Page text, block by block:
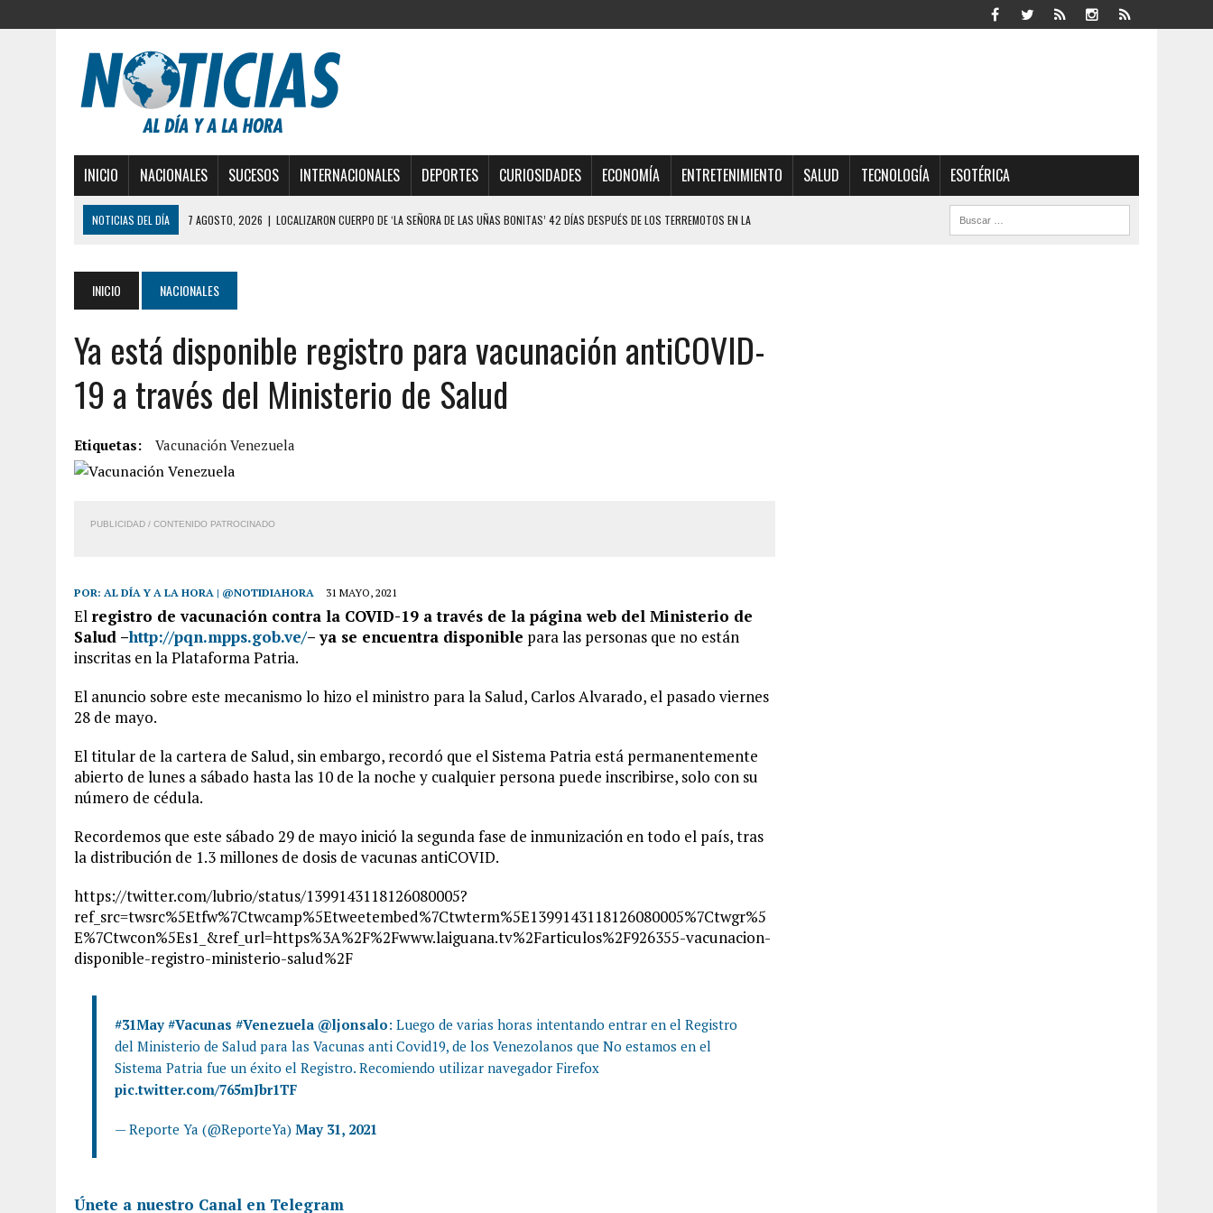
INICIO NACIONALES SUCESOS INTERNACIONALES DEPORTES CURIOSIDADES ECONOMÍA ENTRETENIMIENTO SALUD TECNOLOGÍA ESOTÉRICA
NOTICIAS DEL DÍA 7 AGOSTO, 2026 | LOCALIZARON CUERPO DE ‘LA SEÑORA DE LAS UÑAS BONITAS’ 42 DÍAS DESPUÉS DE LOS TERREMOTOS EN LA
6 AGOSTO, 2026 | BARINAS: ADOLESCENTE SE QUITÓ LA VIDA TRAS SER ACOSADA Y ABUSADA POR LA PAREJA DE SU ABUELA
6 AGOSTO, 2026
CONMOCIÓN EN COLORADO POR ASESINATO DE UNA ADOLESCENTE VENEZOLANA EN REUNIÓN CON AMIGOS
5 AGOSTO, 2026
| PRESUNTO BROTE PSICÓTICO POR FALTA DE TRATAMIENTO DESENCADENÓ TRAGEDIA FAMILIAR
5 AGOSTO, 2026 | HORROR EN BARINAS: UN HOMBRE INDUJO AL SUICIDIO A UNA ADOLESCENTE DE 13 AÑOS TRAS ABUSAR DE ELLA
EDIFICIO PETUNIA
7 AGOSTO, 2026 | HOMBRE ASESINÓ A SU TÍA CON UN PUÑAL Y DEJÓ HERIDAS A SU PRIMA Y A OTRO FAMILIAR EN BOLÍVAR
INICIO NACIONALES
Ya está disponible registro para vacunación antiCOVID-
19 a través del Ministerio de Salud
Etiquetas: Vacunación Venezuela
PUBLICIDAD / CONTENIDO PATROCINADO
POR: AL DÍA Y A LA HORA | @NOTIDIAHORA 31 MAYO, 2021
El registro de vacunación contra la COVID-19 a través de la página web del Ministerio de
Salud –http://pqn.mpps.gob.ve/– ya se encuentra disponible para las personas que no están
inscritas en la Plataforma Patria.
El anuncio sobre este mecanismo lo hizo el ministro para la Salud, Carlos Alvarado, el pasado viernes
28 de mayo.
El titular de la cartera de Salud, sin embargo, recordó que el Sistema Patria está permanentemente
abierto de lunes a sábado hasta las 10 de la noche y cualquier persona puede inscribirse, solo con su
número de cédula.
Recordemos que este sábado 29 de mayo inició la segunda fase de inmunización en todo el país, tras
la distribución de 1.3 millones de dosis de vacunas antiCOVID.
https://twitter.com/lubrio/status/1399143118126080005?
ref_src=twsrc%5Etfw%7Ctwcamp%5Etweetembed%7Ctwterm%5E1399143118126080005%7Ctwgr%5
E%7Ctwcon%5Es1_&ref_url=https%3A%2F%2Fwww.laiguana.tv%2Farticulos%2F926355-vacunacion-
disponible-registro-ministerio-salud%2F
#31May #Vacunas #Venezuela @ljonsalo: Luego de varias horas intentando entrar en el Registro
del Ministerio de Salud para las Vacunas anti Covid19, de los Venezolanos que No estamos en el
Sistema Patria fue un éxito el Registro. Recomiendo utilizar navegador Firefox
pic.twitter.com/765mJbr1TF
— Reporte Ya (@ReporteYa) May 31, 2021
Únete a nuestro Canal en Telegram